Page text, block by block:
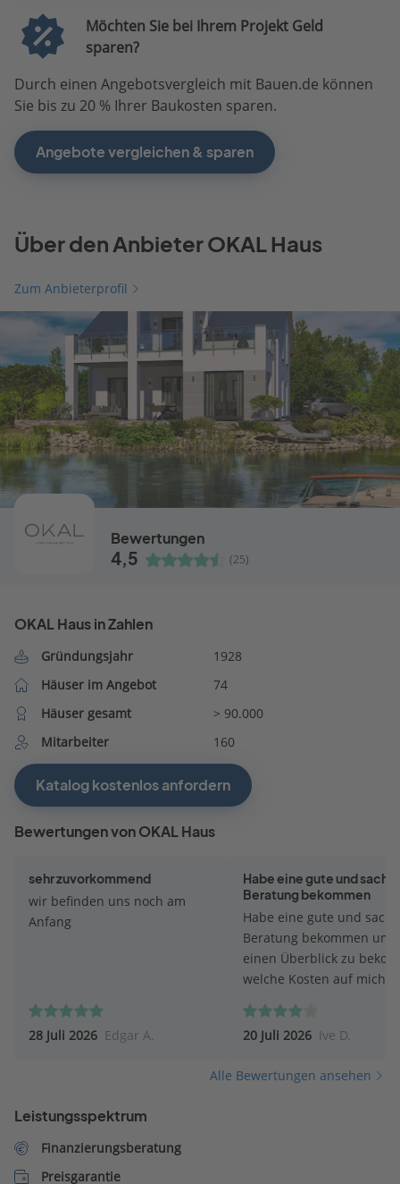
Möchten Sie bei Ihrem Projekt Geld
sparen?
Durch einen Angebotsvergleich mit Bauen.de können
Sie bis zu 20 % Ihrer Baukosten sparen.
Angebote vergleichen & sparen
Über den Anbieter OKAL Haus
Zum Anbieterprofil
Bewertungen
4,5 (25)
OKAL Haus in Zahlen
Gründungsjahr
1928
Häuser im Angebot
74
Häuser gesamt
> 90.000
Mitarbeiter
160
Katalog kostenlos anfordern
Bewertungen von OKAL Haus
sehr zuvorkommend
wir befinden uns noch am
Anfang
28 Juli 2026 Edgar A.
Habe eine gute und
Beratung bekommen
Habe eine gute und
Beratung bekommen um
einen Überblick zu
welche Kosten auf mich
Beratung ist mein
meine Wünsche
und Beschreibungen
20 Juli 2026 Ive D.
Alle Bewertungen ansehen
Leistungsspektrum
Finanzierungsberatung
Preisgarantie